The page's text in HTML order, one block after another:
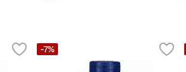
-7%